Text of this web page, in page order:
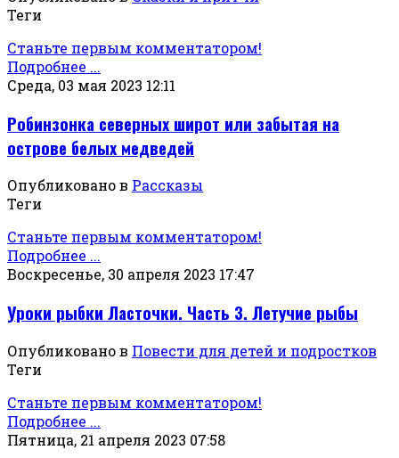
Теги
Станьте первым комментатором!
Подробнее ...
Среда, 03 мая 2023 12:11
Робинзонка северных широт или забытая на
острове белых медведей
Опубликовано в Рассказы
Теги
Станьте первым комментатором!
Подробнее ...
Воскресенье, 30 апреля 2023 17:47
Уроки рыбки Ласточки. Часть 3. Летучие рыбы
Опубликовано в Повести для детей и подростков
Теги
Станьте первым комментатором!
Подробнее ...
Пятница, 21 апреля 2023 07:58